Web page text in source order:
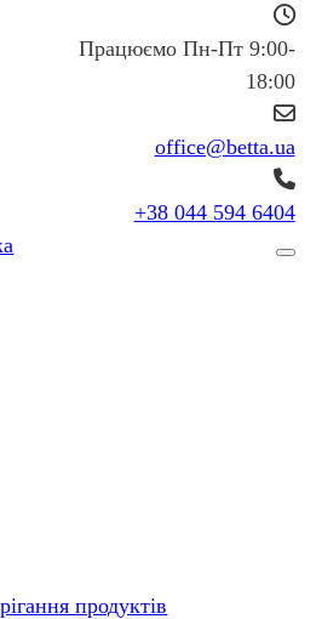
Працюємо Пн-Пт 9:00-
18:00
office@betta.ua
+38 044 594 6404
продуктів